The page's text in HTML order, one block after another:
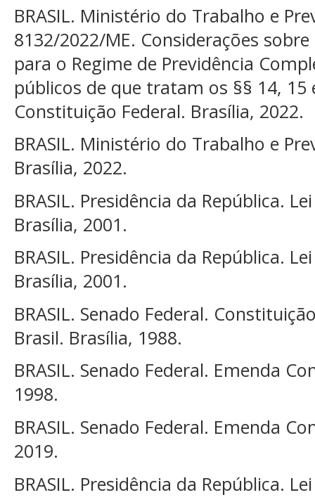
BRASIL. Ministério do Trabalho e
8132/2022/ME. Considerações
para o Regime de Previdência
públicos de que tratam os §§ 14, 15
Constituição Federal. Brasília, 2022.
BRASIL. Ministério do Trabalho e
Brasília, 2022.
BRASIL. Presidência da República.
Brasília, 2001.
BRASIL. Presidência da República.
Brasília, 2001.
BRASIL. Senado Federal.
Brasil. Brasília, 1988.
BRASIL. Senado Federal. Emenda
1998.
BRASIL. Senado Federal. Emenda
2019.
BRASIL. Presidência da República.